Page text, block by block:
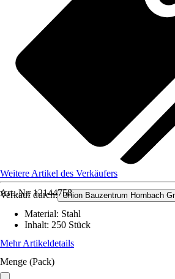
Verkauf durch: Union Bauzentrum Hornbach
Weitere Artikel des Verkäufers
Art.-Nr. 12144758
Material: Stahl
Inhalt: 250 Stück
Mehr Artikeldetails
Menge (Pack)